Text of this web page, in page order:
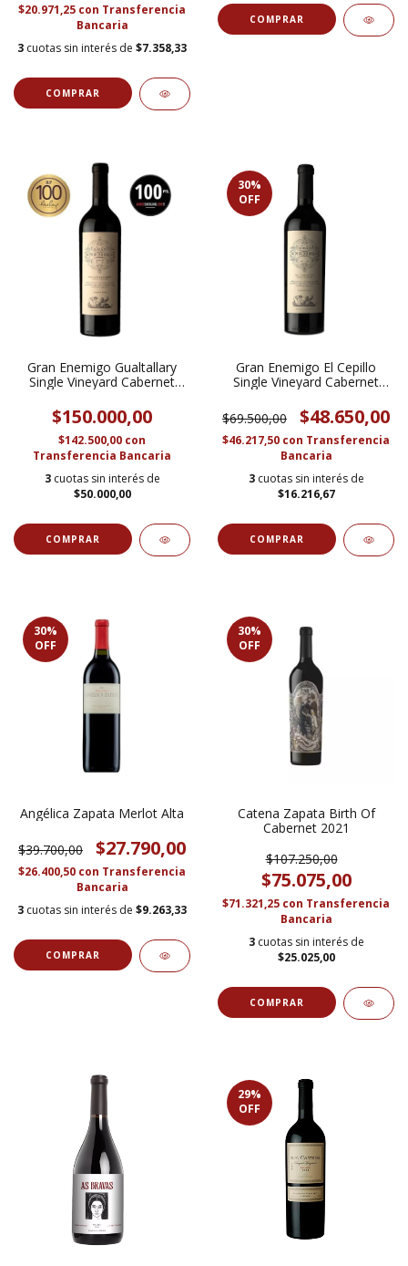
$20.971,25 con Transferencia
Bancaria
3 cuotas sin interés de $7.358,33
Gran Enemigo Gualtallary
Single Vineyard Cabernet
Robert Parker
$150.000,00
$142.500,00 con
Transferencia Bancaria
3 cuotas sin interés de
$50.000,00
30%
OFF
Gran Enemigo El Cepillo
Single Vineyard Cabernet
$69.500,00
$48.650,00
$46.217,50 con Transferencia
Bancaria
3 cuotas sin interés de
$16.216,67
30%
OFF
Angélica Zapata Merlot Alta
$39.700,00 $27.790,00
$26.400,50 con Transferencia
Bancaria
3 cuotas sin interés de $9.263,33
30%
OFF
Catena Zapata Birth Of
Cabernet 2021
$107.250,00
$75.075,00
$71.321,25 con Transferencia
Bancaria
3 cuotas sin interés de
$25.025,00
29%
OFF